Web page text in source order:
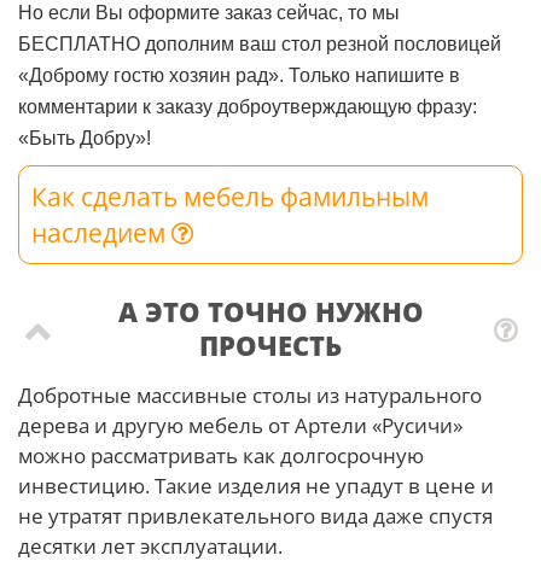
Но если Вы оформите заказ сейчас, то мы
БЕСПЛАТНО дополним ваш стол резной пословицей
«Доброму гостю хозяин рад». Только напишите в
комментарии к заказу доброутверждающую фразу:
«Быть Добру»!
Как сделать мебель фамильным
наследием
А ЭТО ТОЧНО НУЖНО
ПРОЧЕСТЬ
Добротные массивные столы из натурального
дерева и другую мебель от Артели «Русичи»
можно рассматривать как долгосрочную
инвестицию. Такие изделия не упадут в цене и
не утратят привлекательного вида даже спустя
десятки лет эксплуатации.